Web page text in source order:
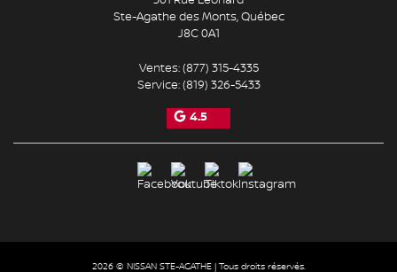
Ste-Agathe des Monts,Québec
J8C 0A1
Ventes:(877) 315-4335
Service:(819) 326-5433
4.5
2026 © NISSAN STE-AGATHE| Tous droits réservés.